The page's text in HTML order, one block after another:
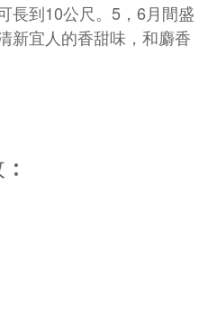
長到10公尺。5，6月間盛
新宜人的香甜味，和麝香